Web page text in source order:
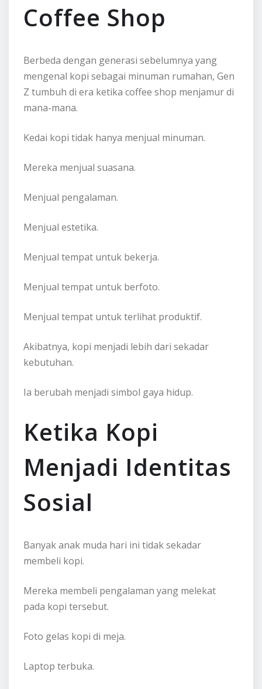
Coffee Shop
Berbeda dengan generasi sebelumnya yang
mengenal kopi sebagai minuman rumahan, Gen
Z tumbuh di era ketika coffee shop menjamur di
mana-mana.
Kedai kopi tidak hanya menjual minuman.
Mereka menjual suasana.
Menjual pengalaman.
Menjual estetika.
Menjual tempat untuk bekerja.
Menjual tempat untuk berfoto.
Menjual tempat untuk terlihat produktif.
Akibatnya, kopi menjadi lebih dari sekadar
kebutuhan.
Ia berubah menjadi simbol gaya hidup.
Ketika Kopi
Menjadi Identitas
Sosial
Banyak anak muda hari ini tidak sekadar
membeli kopi.
Mereka membeli pengalaman yang melekat
pada kopi tersebut.
Foto gelas kopi di meja.
Laptop terbuka.